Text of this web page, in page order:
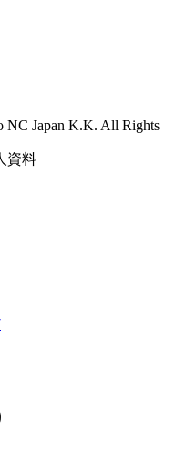
NC Japan K.K. All Rights
資料